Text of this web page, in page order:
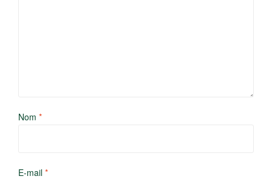
Nom *
E-mail *